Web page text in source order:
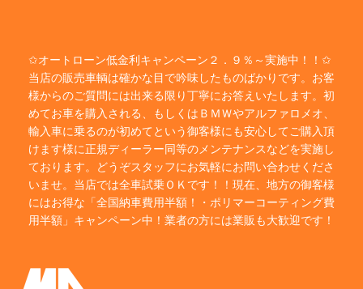
✩オートローン低金利キャンペーン２．９％～実施中！！✩
当店の販売車輌は確かな目で吟味したものばかりです。お客
様からのご質問には出来る限り丁寧にお答えいたします。初
めてお車を購入される、もしくはＢＭＷやアルファロメオ、
輸入車に乗るのが初めてという御客様にも安心してご購入頂
けます様に正規ディーラー同等のメンテナンスなどを実施し
ております。どうぞスタッフにお気軽にお問い合わせくださ
いませ。当店では全車試乗ＯＫです！！現在、地方の御客様
にはお得な「全国納車費用半額！・ポリマーコーティング費
用半額」キャンペーン中！業者の方には業販も大歓迎です！